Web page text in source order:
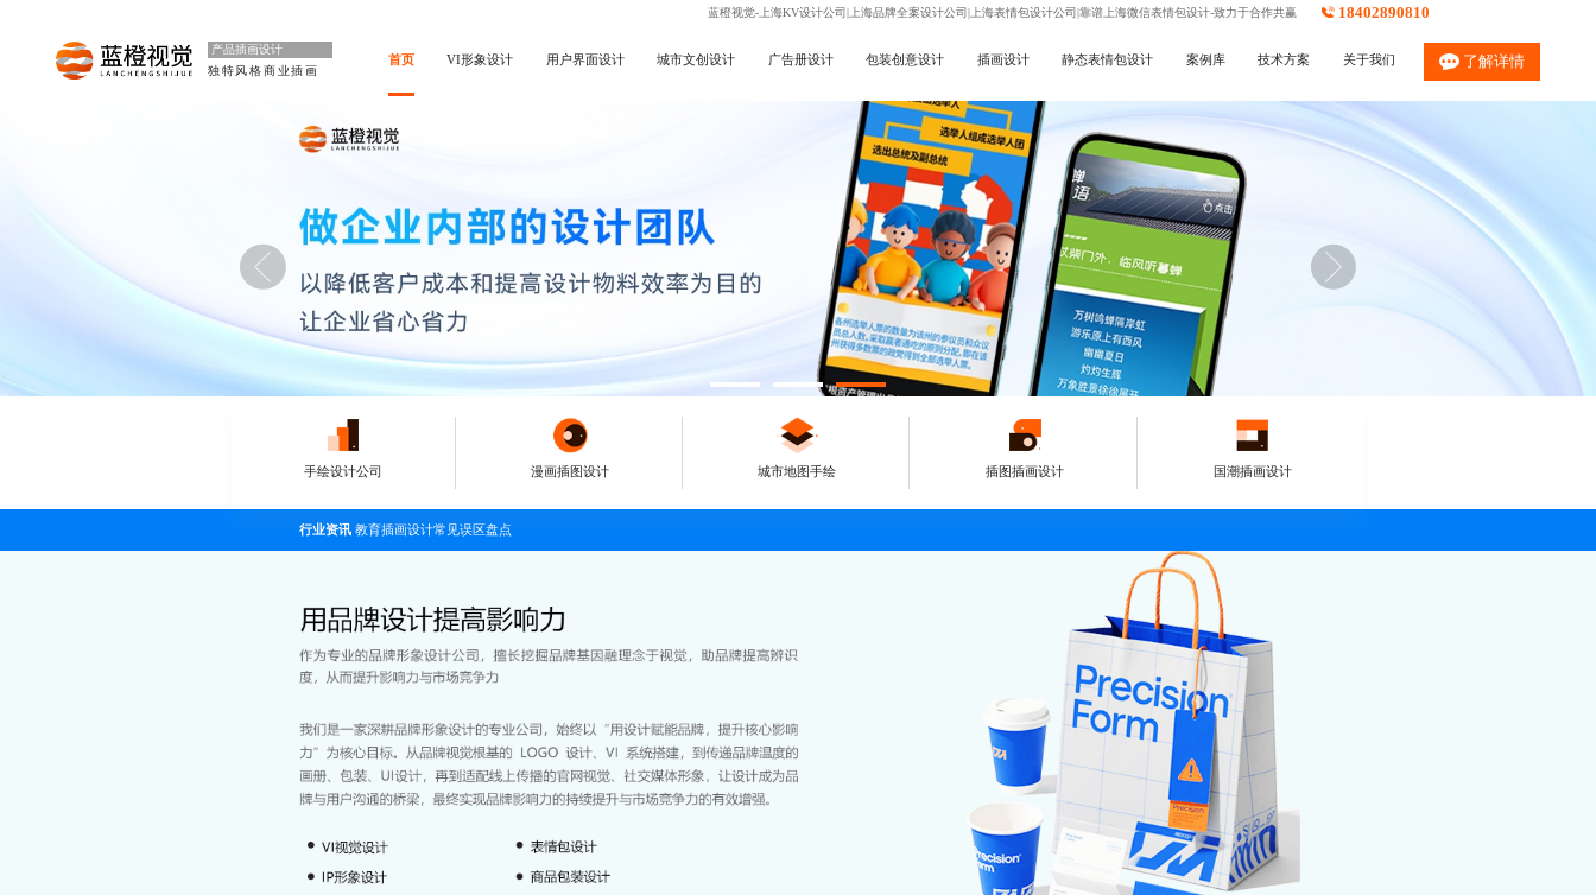
蓝橙视觉-上海KV设计公司|上海品牌全案设计公司|上海表情包设计公司|靠谱上海微信表情包设计-致力于合作共赢 18402890810
产品插画设计
独特风格商业插画
首页 VI形象设计 用户界面设计 城市文创设计 广告册设计 包装创意设计 插画设计 静态表情包设计 案例库 技术方案 关于我们 了解详情
手绘设计公司 漫画插图设计 城市地图手绘 插图插画设计 国潮插画设计
行业资讯 教育插画设计常见误区盘点